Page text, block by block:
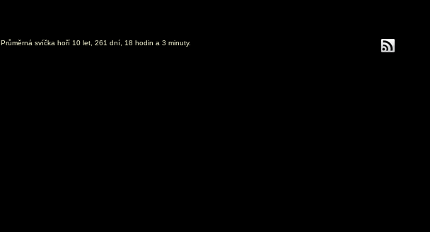
Průměrná svíčka hoří 10 let, 261 dní, 18 hodin a 3 minuty.